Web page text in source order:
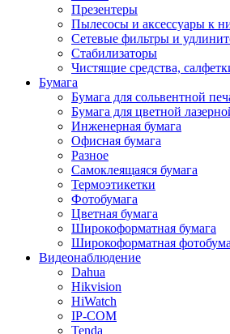
Презентеры
Пылесосы и аксессуары к
Сетевые фильтры и
Стабилизаторы
Чистящие средства,
Бумага
Бумага для сольвентной
Бумага для цветной
Инженерная бумага
Офисная бумага
Разное
Самоклеящаяся бумага
Термоэтикетки
Фотобумага
Цветная бумага
Широкоформатная бумага
Широкоформатная
Видеонаблюдение
Dahua
Hikvision
HiWatch
IP-COM
Tenda